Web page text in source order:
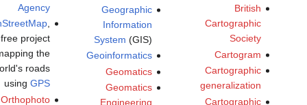
British
Cartographic
Society
Cartogram
Cartographic
generalization
Cartographic
Geographic
Information
System(GIS)
Geoinformatics
Geomatics
Geomatics
Engineering
Agency
OpenStreetMap
a free project
mapping the
world's roads
using
Orthophoto